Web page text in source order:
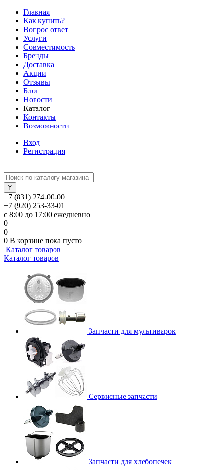
Главная
Как купить?
Вопрос ответ
Услуги
Совместимость
Бренды
Доставка
Акции
Отзывы
Блог
Новости
Каталог
Контакты
Возможности
Вход
Регистрация
+7 (831) 274-00-00
+7 (920) 253-33-01
с 8:00 до 17:00 ежедневно
0
0
0 В корзине пока пусто
Каталог товаров
Каталог товаров
Запчасти для мультиварок
Сервисные запчасти
Запчасти для хлебопечек